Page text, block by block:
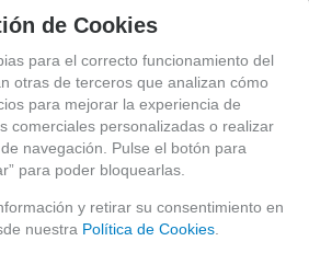
ATLANTIDA
SUMERGIDA
9.000 PIEZAS
REF: 17419
DIM:192X138
CM.RAVENSBURGER
de Cookies
para el correcto funcionamiento del
otras de terceros que analizan cómo
para mejorar la experiencia de
comerciales personalizadas o realizar
navegación. Pulse el botón para
para poder bloquearlas.
y retirar su consentimiento en
nuestra Política de Cookies